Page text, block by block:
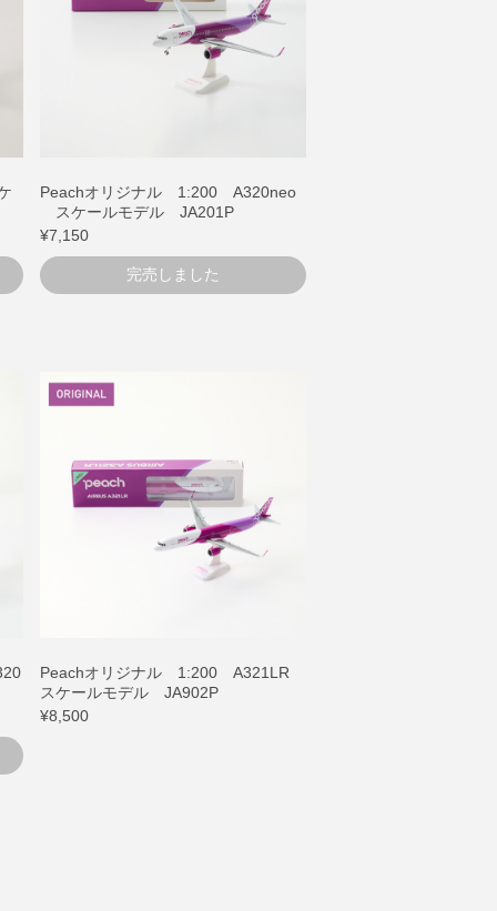
Peachオリジナル 1:200 A320neo
スケールモデル JA201P
¥7,150
完売しました
Peachオリジナル 1:200 A321LR
スケールモデル JA902P
¥8,500